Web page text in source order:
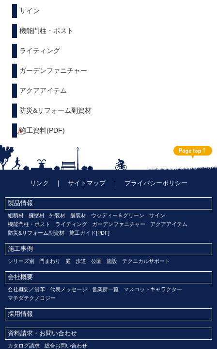
サイン
機能門柱・ポスト
ライティング
ガーデンファニチャー
アクアアイテム
防災&リフォーム副資材
施工資料(PDF)
リンク ｜ サイトマップ｜ プライバシーポリシー
製品情報
組積材 擁壁材 外装材 舗装材 ウッディー＆グリーン
サイン
機能門柱・ポスト
ライティング ガーデンファニチャー
アクアアイテム
防災&リフォーム副資材
施工ガイド[PDF]
施工事例
シリーズ別 門まわり 庭 歩道 公園 施設 テクニカルサポート
会社概要
会社概要／沿革 代表メッセージ 営業所一覧
マスコットキャラクター
マチダテクノロジー
採用情報
資料請求・お問い合わせ
カタログ請求 総合お問い合わせ